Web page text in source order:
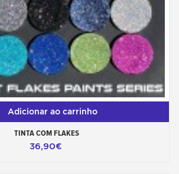
Adicionar ao carrinho
TINTA COM FLAKES
36,90€